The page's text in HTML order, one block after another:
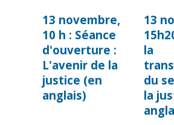
13 novembre,
10 h : Séance
d'ouverture :
L'avenir de la
justice (en
anglais)
13
la
du
la